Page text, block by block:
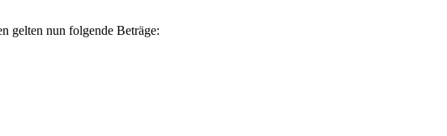
gelten nun folgende Beträge: